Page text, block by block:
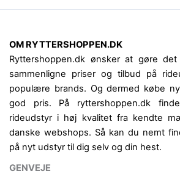
OM RYTTERSHOPPEN.DK
Ryttershoppen.dk ønsker at gøre
sammenligne priser og tilbud på
populære brands. Og dermed købe
god pris. På ryttershoppen.dk
rideudstyr i høj kvalitet fra kendte
danske webshops. Så kan du nemt
på nyt udstyr til dig selv og din hest.
GENVEJE